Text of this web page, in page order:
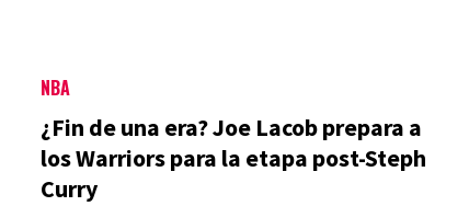
NBA
¿Fin de una era? Joe Lacob prepara a
los Warriors para la etapa post-Steph
Curry